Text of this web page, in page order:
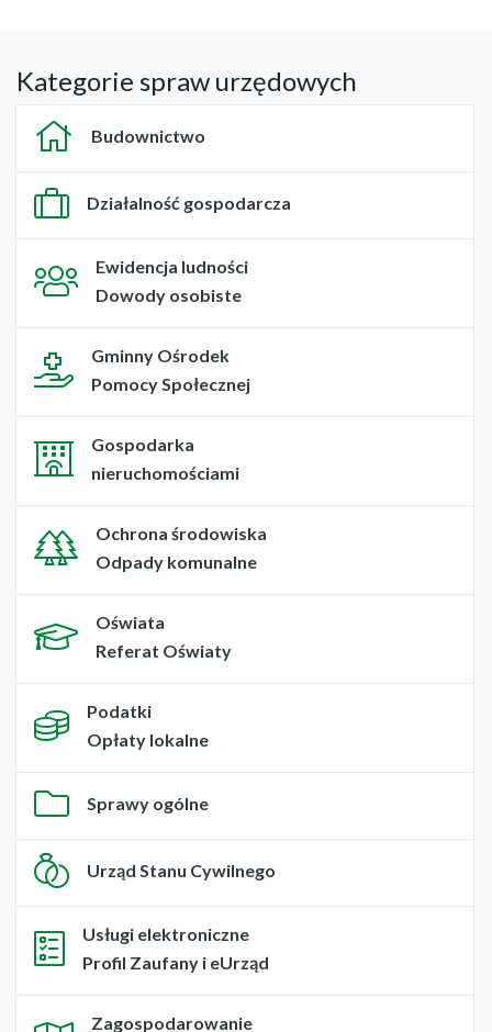
Kategorie spraw urzędowych
Budownictwo
Działalność gospodarcza
Ewidencja ludności
Dowody osobiste
Gminny Ośrodek
Pomocy Społecznej
Gospodarka
nieruchomościami
Ochrona środowiska
Odpady komunalne
Oświata
Referat Oświaty
Podatki
Opłaty lokalne
Sprawy ogólne
Urząd Stanu Cywilnego
Usługi elektroniczne
Profil Zaufany i eUrząd
Zagospodarowanie